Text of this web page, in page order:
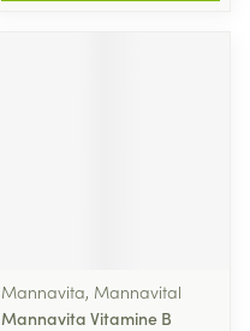
Mannavita, Mannavital
Mannavita Vitamine B